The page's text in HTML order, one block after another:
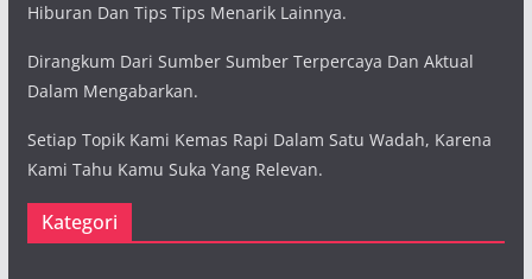
Hiburan Dan Tips Tips Menarik Lainnya.
Dirangkum Dari Sumber Sumber Terpercaya Dan Aktual
Dalam Mengabarkan.
Setiap Topik Kami Kemas Rapi Dalam Satu Wadah, Karena
Kami Tahu Kamu Suka Yang Relevan.
Kategori